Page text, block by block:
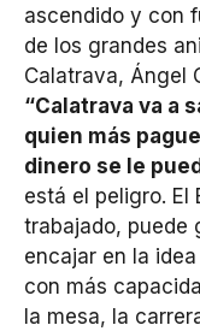
ascendido y con
de los grandes
Calatrava, Ángel
“Calatrava va a
quien más
dinero se le
está el peligro. El
trabajado, puede
encajar en la
con más
la mesa, la